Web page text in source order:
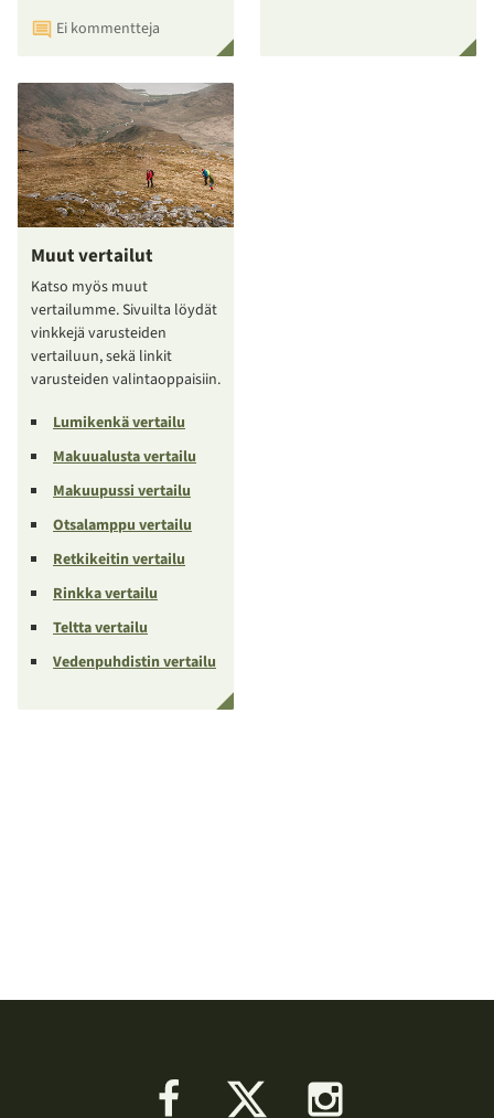
Ei kommentteja
Muut vertailut
Katso myös muut
vertailumme. Sivuilta löydät
vinkkejä varusteiden
vertailuun, sekä linkit
varusteiden valintaoppaisiin.
Lumikenkä vertailu
Makuualusta vertailu
Makuupussi vertailu
Otsalamppu vertailu
Retkikeitin vertailu
Rinkka vertailu
Teltta vertailu
Vedenpuhdistin vertailu
Facebook